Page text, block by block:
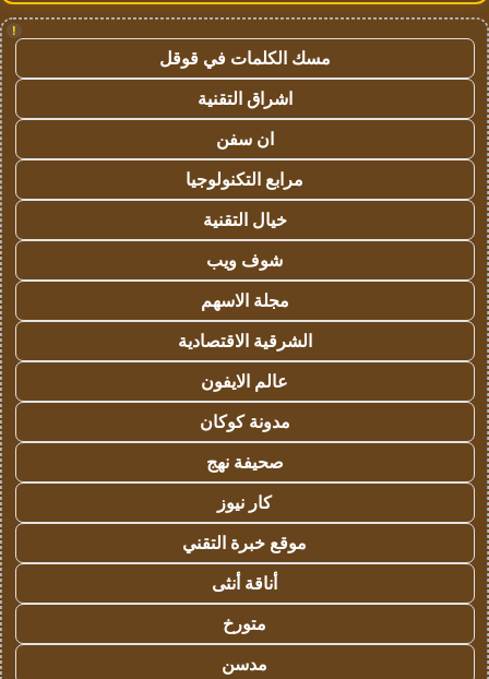
!
مسك الكلمات في قوقل
اشراق التقنية
ان سفن
مرابع التكنولوجيا
خيال التقنية
شوف ويب
مجلة الاسهم
الشرقية الاقتصادية
عالم الايفون
مدونة كوكان
صحيفة نهج
كار نيوز
موقع خبرة التقني
أناقة أنثى
متورخ
مدسن